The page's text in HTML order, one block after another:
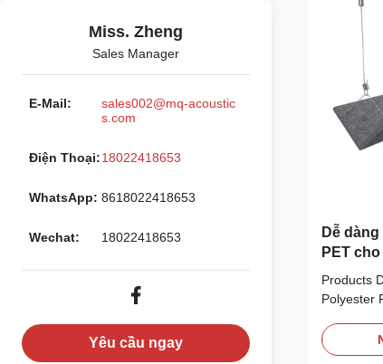
Miss. Zheng
Sales Manager
E-Mail:
sales002@mq-acoustic
s.com
Điện Thoại:18022418653
WhatsApp: 8618022418653
Wechat: 18022418653
Yêu cầu ngay
Dễ
PET
nhanh
Products
Polyester
Fiber